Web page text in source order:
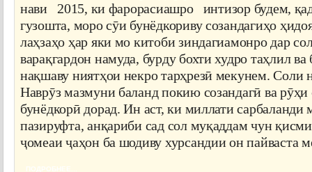
нави 2015, ки фарорасиашро интизор будем,
гузошта, моро сӯи бунёдкориву созандагиҳо
лаҳзаҳо ҳар яки мо китоби зиндагиамонро дар
варақгардон намуда, бурду бохти худро таҳлил
нақшаву ниятҳои некро тарҳрезӣ мекунем. Соли
Наврӯз мазмуни баланд покию созандагӣ ва рӯҳи
бунёдкорӣ дорад. Ин аст, ки миллати сарбаланди
пазируфта, анқариби сад сол муқаддам чун
ҷомеаи ҷаҳон ба шодиву хурсандии он пайваста
ПОДРОБНЕЕ...